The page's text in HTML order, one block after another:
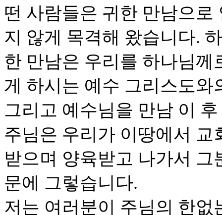
떤 사람들은 귀한 만남으
지 않게 목격해 왔습니다.
한 만남은 우리를 하나님
게 하시는 예수 그리스도와
그리고 예수님을 만남 이
주님은 우리가 이땅에서
받으며 양육받고 나가서
문에 그렇습니다.
저는 여러분이 주님의 한